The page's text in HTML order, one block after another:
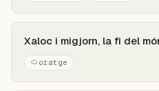
Xaloc i migjorn, la fi del
oratge